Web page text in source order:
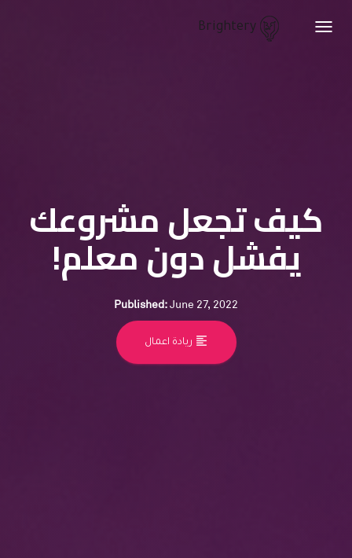
Toggle
Brightery
كيف تجعل مشروعك
يفشل دون معلم!
Published:June 27, 2022
format_align_left ريادة اعمال